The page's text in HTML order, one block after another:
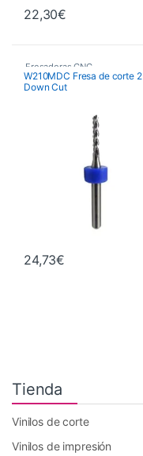
22,30€
Fresadoras CNC
Fresas de Corte CNC
W210MDC Fresa de corte
Down Cut
24,73€
Tienda
Vinilos de corte
Vinilos de impresión